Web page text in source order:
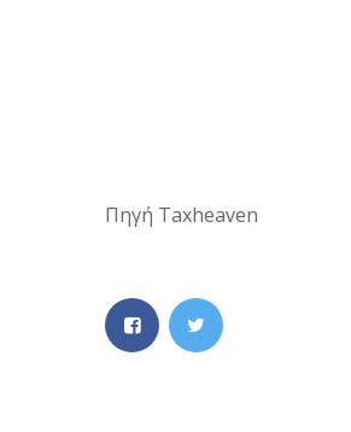
Πηγή Taxheaven